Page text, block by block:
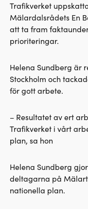
Trafikverket
Mälardalsrådets En
att ta fram
prioriteringar.
Helena Sundberg är
Stockholm och
för gott arbete.
– Resultatet av ert
Trafikverket i vårt
plan, sa hon
Helena Sundberg
deltagarna på
nationella plan.